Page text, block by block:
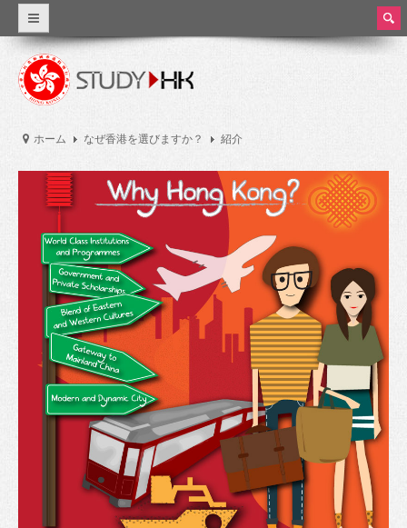
なぜ香港を選びますか？
香港教育
香港の教育システム
授業料と生活費
奨学金
実習とパートタイム労働
大学及び高等教育
プログラムリスト
職業及び専門教育とトレーニング
ear
ch
ホーム なぜ香港を選びますか？ 紹介